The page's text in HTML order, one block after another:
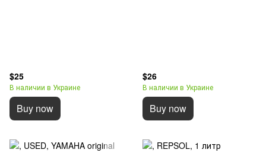
$25
В наличии в Украине
Buy now
$26
В наличии в Украине
Buy now